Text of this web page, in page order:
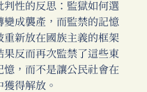
判性的反思：監獄如何選
變成襲產，而監禁的記憶
重新放在國族主義的框架
果反而再次監禁了這些東
憶，而不是讓公民社會在
得解放。